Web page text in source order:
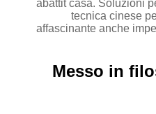
abattit casa. Soluzioni
tecnica cinese
affascinante anche
Messo in